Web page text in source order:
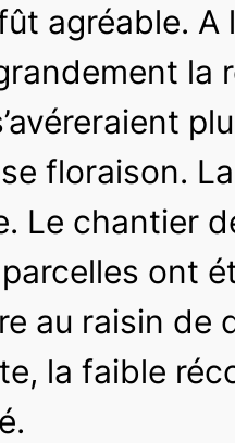
agréable. A
la
floraison.
Le chantier
ont
au raisin de
la faible